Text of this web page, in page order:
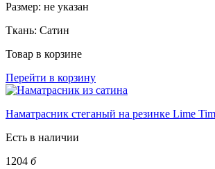
Размер: не указан
Ткань: Сатин
Товар в корзине
Перейти в корзину
Наматрасник стеганый на резинке Lime
Есть в наличии
1204 б